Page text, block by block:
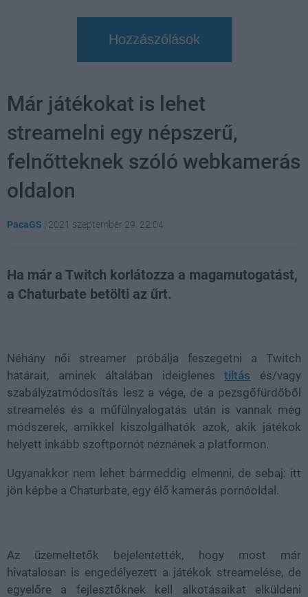
Hozzászólások
Már játékokat is lehet
streamelni egy népszerű,
felnőtteknek szóló webkamerás
oldalon
PacaGS | 2021 szeptember 29. 22:04
Ha már a Twitch korlátozza a magamutogatást,
a Chaturbate betölti az űrt.
Néhány női streamer próbálja feszegetni a Twitch
határait, aminek általában ideiglenestiltás és/vagy
szabályzatmódosítás lesz a vége, de a pezsgőfürdőből
streamelés és a műfülnyalogatás után is vannak még
módszerek, amikkel kiszolgálhatók azok, akik játékok
helyett inkább szoftpornót néznének a platformon.
Ugyanakkor nem lehet bármeddig elmenni, de sebaj: itt
jön képbe a Chaturbate, egy élő kamerás pornóoldal.
Az üzemeltetők bejelentették, hogy most már
hivatalosan is engedélyezett a játékok streamelése, de
egyelőre a fejlesztőknek kell alkotásaikat elküldeni